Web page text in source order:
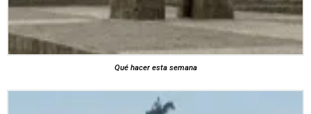
Qué hacer esta semana